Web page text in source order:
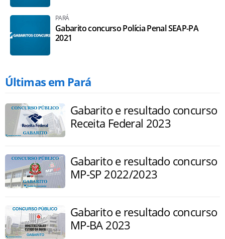
PARÁ
Gabarito concurso Polícia Penal SEAP-PA
2021
Últimas em Pará
Gabarito e resultado concurso
Receita Federal 2023
Gabarito e resultado concurso
MP-SP 2022/2023
Gabarito e resultado concurso
MP-BA 2023